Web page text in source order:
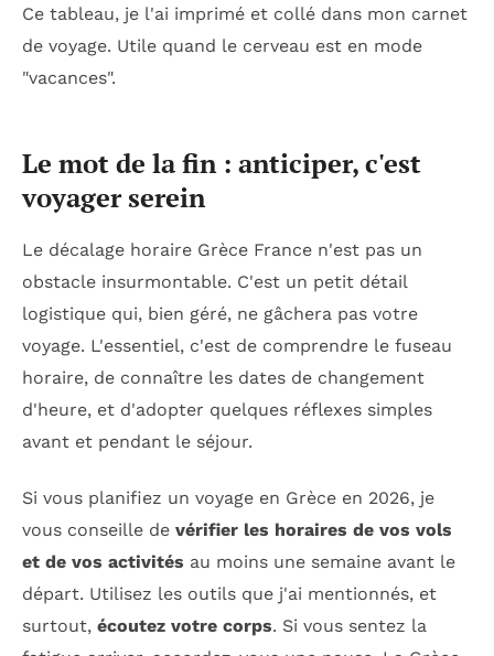
Ce tableau, je l'ai imprimé et collé dans mon carnet
de voyage. Utile quand le cerveau est en mode
"vacances".
Le mot de la fin : anticiper, c'est
voyager serein
Le décalage horaire Grèce France n'est pas un
obstacle insurmontable. C'est un petit détail
logistique qui, bien géré, ne gâchera pas votre
voyage. L'essentiel, c'est de comprendre le fuseau
horaire, de connaître les dates de changement
d'heure, et d'adopter quelques réflexes simples
avant et pendant le séjour.
Si vous planifiez un voyage en Grèce en 2026, je
vous conseille de vérifier les horaires de vos vols
et de vos activités au moins une semaine avant le
départ. Utilisez les outils que j'ai mentionnés, et
surtout, écoutez votre corps. Si vous sentez la